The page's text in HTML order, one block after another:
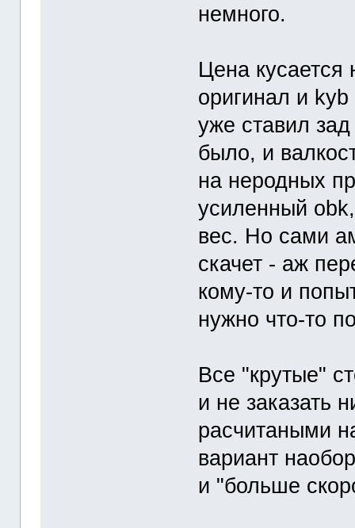
немного.
Цена кусается
оригинал и
уже ставил
было, и
на неродных
усиленный
вес. Но сами
скачет - аж
кому-то и
нужно что-то
Все "крутые"
и не заказать
расчитаными
вариант
и "больше